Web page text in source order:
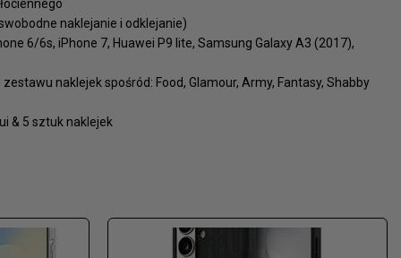
naklejanie i odklejanie)
6/6s, iPhone 7, Huawei P9 lite, Samsung Galaxy A3 (2017),
naklejek spośród: Food, Glamour, Army, Fantasy, Shabby
& 5 sztuk naklejek